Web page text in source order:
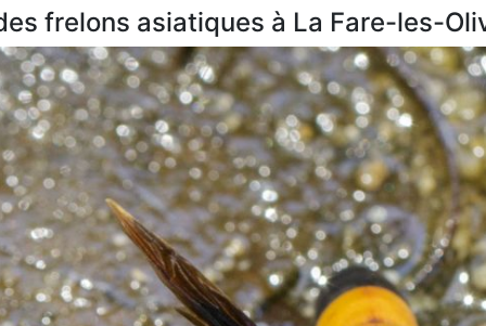
frelons asiatiques à La Fare-les-